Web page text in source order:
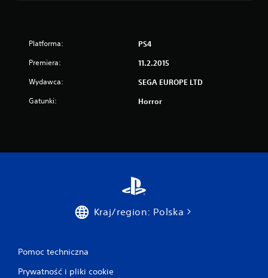
Platforma: PS4
Premiera: 11.2.2015
Wydawca: SEGA EUROPE LTD
Gatunki: Horror
Kraj/region: Polska
Pomoc techniczna
Prywatność i pliki cookie